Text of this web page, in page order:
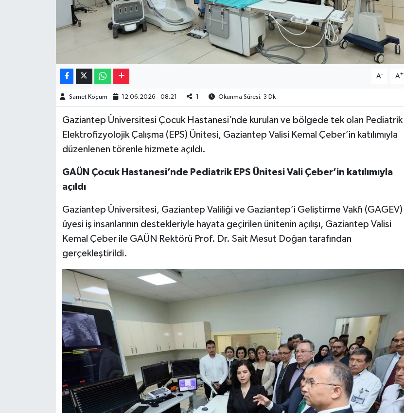
A- A+
Samet Koçum 12.06.2026 - 08:21 Okunma Süresi: 3 Dk
Gaziantep Üniversitesi Çocuk Hastanesi’nde kurulan ve bölgede tek olan Pediatrik
Elektrofizyolojik Çalışma (EPS) Ünitesi, Gaziantep Valisi Kemal Çeber’in katılımıyla
düzenlenen törenle hizmete açıldı.
GAÜN Çocuk Hastanesi’nde Pediatrik EPS Ünitesi Vali Çeber’in katılımıyla
açıldı
Gaziantep Üniversitesi, Gaziantep Valiliği ve Gaziantep’i Geliştirme Vakfı (GAGEV)
üyesi iş insanlarının destekleriyle hayata geçirilen ünitenin açılışı, Gaziantep Valisi
Kemal Çeber ile GAÜN Rektörü Prof. Dr. Sait Mesut Doğan tarafından
gerçekleştirildi.
Siyaset